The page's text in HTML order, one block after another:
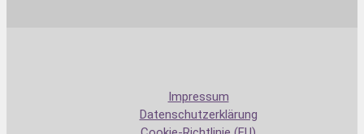
Impressum
Datenschutzerklärung